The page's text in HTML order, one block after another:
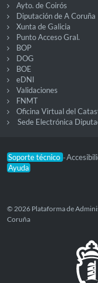
Ayto. de Coirós
Diputación de A Coruña
Xunta de Galicia
Punto Acceso Gral.
BOP
DOG
BOE
eDNI
Validaciones
FNMT
Oficina Virtual del
Sede Electrónica
Soporte técnico -
Ayuda
© 2026 Plataforma de
Coruña